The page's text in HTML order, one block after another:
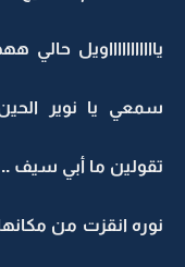
ياااااااااااويل
سمعي يا نوير
تقولين ما أبي سيف
نوره انقزت من